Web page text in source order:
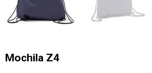
Mochila Z4